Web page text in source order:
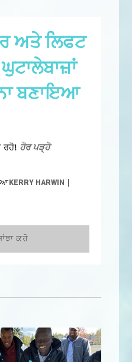
ਅਤੇ ਲਿਫਟ
ਬਣਾਇਆ
ਰਹੋ! ਹੋਰ ਪੜ੍ਹੋ
KERRY HARWIN
ਕਰੋ